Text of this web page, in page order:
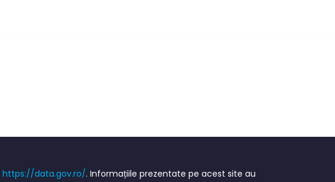
https://data.gov.ro/. Informațiile prezentate pe acest site au